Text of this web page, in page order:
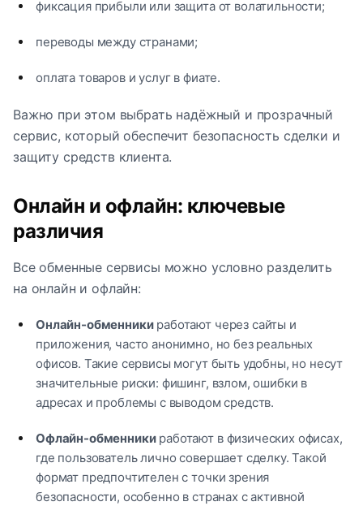
фиксация прибыли или защита от волатильности;
переводы между странами;
оплата товаров и услуг в фиате.
Важно при этом выбрать надёжный и прозрачный
сервис, который обеспечит безопасность сделки и
защиту средств клиента.
Онлайн и офлайн: ключевые
различия
Все обменные сервисы можно условно разделить
на онлайн и офлайн:
Онлайн-обменникиработают через сайты и
приложения, часто анонимно, но без реальных
офисов. Такие сервисы могут быть удобны, но несут
значительные риски: фишинг, взлом, ошибки в
адресах и проблемы с выводом средств.
Офлайн-обменникиработают в физических офисах,
где пользователь лично совершает сделку. Такой
формат предпочтителен с точки зрения
безопасности, особенно в странах с активной